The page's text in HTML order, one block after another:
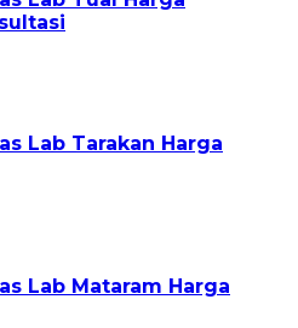
Lab Tarakan Harga
Lab Mataram Harga